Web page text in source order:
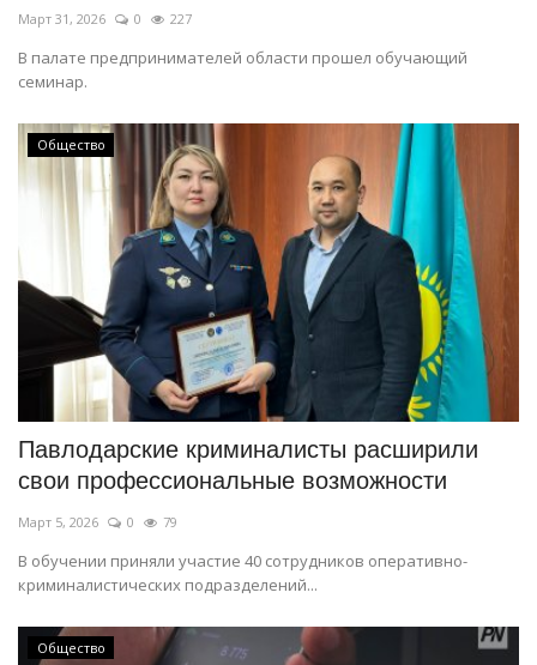
Март 31, 2026 0 227
В палате предпринимателей области прошел обучающий
семинар.
Общество
Павлодарские криминалисты расширили
свои профессиональные возможности
Март 5, 2026 0 79
В обучении приняли участие 40 сотрудников оперативно-
криминалистических подразделений...
Общество